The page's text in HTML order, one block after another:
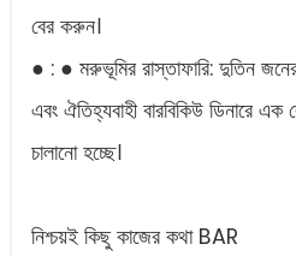
বের করুন।
● : ● মরুভূমির রাস্তাফারি: দুতিন
এবং ঐতিহ্যবাহী বারবিকিউ ডিনারে
চালানো হচ্ছে।
নিশ্চয়ই কিছু কাজের কথা BAR